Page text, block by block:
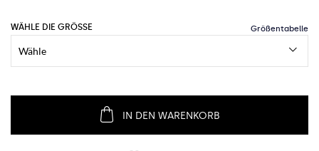
WÄHLE DIE GRÖSSE
IN DEN WARENKORB